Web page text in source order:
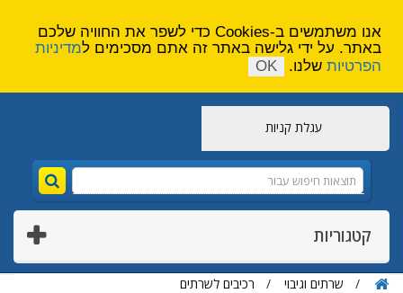
עגלת קניות
קטגוריות
שרתים וגיבוי
רכיבים לשרתים
אנו משתמשים ב-Cookies כדי לשפר את החוויה שלכם
באתר. על ידי גלישה באתר זה אתם מסכימים למדיניות
הפרטיות שלנו. OK